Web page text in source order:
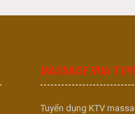
MASSAGE VUA
Tuyển dụng KTV